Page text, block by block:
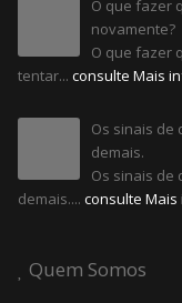
O que fazer
novamente?
O que fazer
tentar... consulte Mais
Os sinais de
demais.
Os sinais de
demais.... consulte
Quem Somos